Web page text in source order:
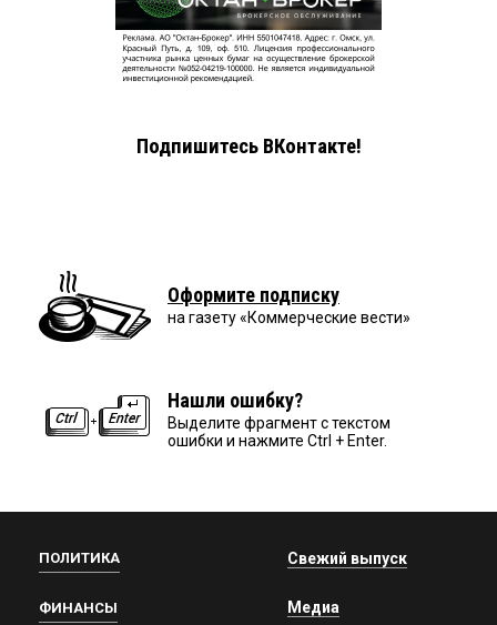
Подпишитесь ВКонтакте!
Оформите подписку
на газету «Коммерческие вести»
Нашли ошибку?
Выделите фрагмент с текстом
ошибки и нажмите Ctrl + Enter.
ПОЛИТИКА
ФИНАНСЫ
Свежий выпуск
Медиа